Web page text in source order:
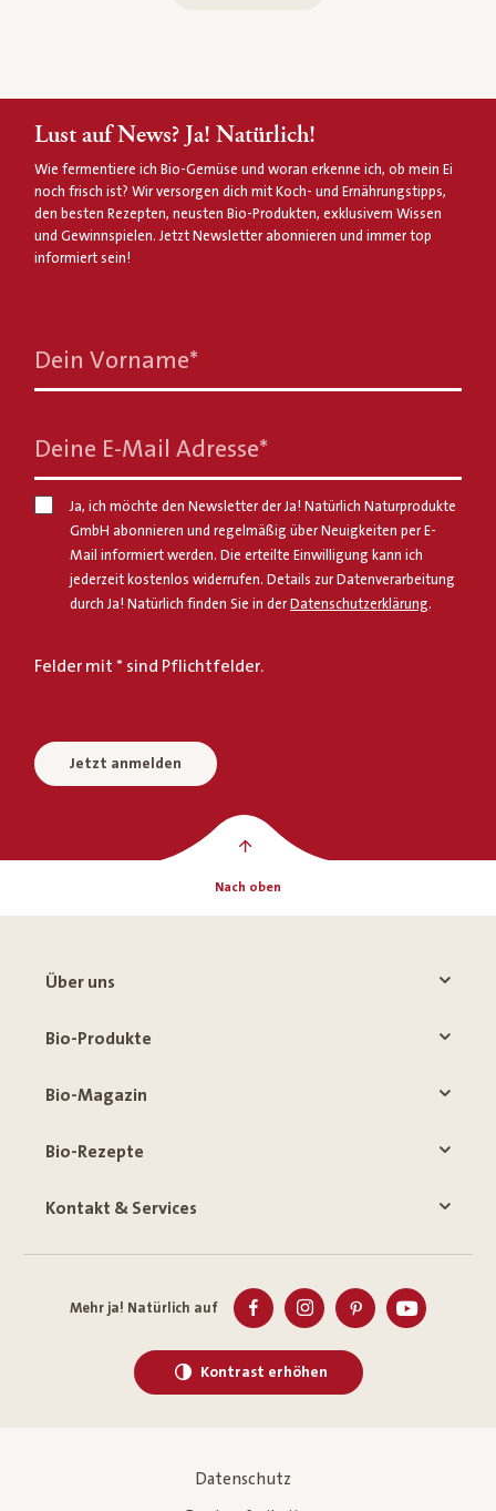
Lust auf News? Ja! Natürlich!
Wie fermentiere ich Bio-Gemüse und woran erkenne ich, ob mein Ei
noch frisch ist? Wir versorgen dich mit Koch- und Ernährungstipps,
den besten Rezepten, neusten Bio-Produkten, exklusivem Wissen
und Gewinnspielen. Jetzt Newsletter abonnieren und immer top
informiert sein!
Dein Vorname*
Deine E-Mail Adresse*
Ja, ich möchte den Newsletter der Ja! Natürlich Naturprodukte
GmbH abonnieren und regelmäßig über Neuigkeiten per E-
Mail informiert werden. Die erteilte Einwilligung kann ich
jederzeit kostenlos widerrufen. Details zur Datenverarbeitung
durch Ja! Natürlich finden Sie in der Datenschutzerklärung.
Felder mit * sind Pflichtfelder.
Jetzt anmelden
Nach oben
Über uns
Bio-Produkte
Bio-Magazin
Bio-Rezepte
Kontakt & Services
Mehr ja! Natürlich auf
Kontrast erhöhen
Datenschutz